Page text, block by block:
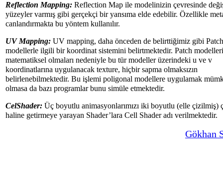
Reflection Mapping: Reflection Map ile modelinizin çevresinde
yüzeyler varmış gibi gerçekçi bir yansıma elde edebilir. Özellikle
canlandırmakta bu yöntem kullanılır.
UV Mapping: UV mapping, daha önceden de belirttiğimiz gibi Patch
modellerle ilgili bir koordinat sistemini belirtmektedir. Patch
matematiksel olmaları nedeniyle bu tür modeller üzerindeki u ve v
koordinatlarına uygulanacak texture, hiçbir sapma olmaksızın
belirlenebilmektedir. Bu işlemi poligonal modellere uygulamak
olmasa da bazı programlar bunu simüle etmektedir.
CelShader: Üç boyutlu animasyonlarımızı iki boyutlu (elle çizilmiş)
haline getirmeye yarayan Shader’lara Cell Shader adı verilmektedir.
Gökhan